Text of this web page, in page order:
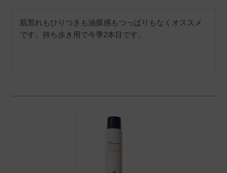
肌荒れもひりつきも油膜感もつっぱりもなくオススメ
です。持ち歩き用で今季2本目です。